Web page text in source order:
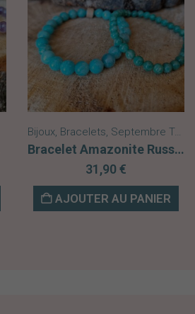
Bijoux, Bracelets, Septembre Turquoise
Bracelet Amazonite Russie AA
31,90 €
AJOUTER AU PANIER